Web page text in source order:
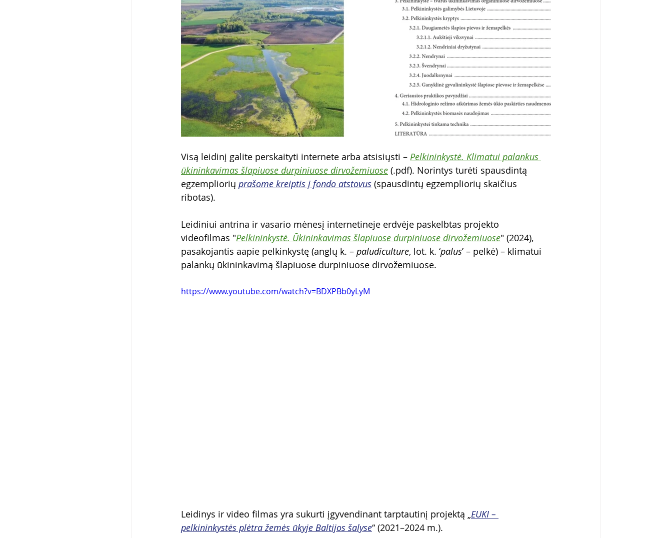
Visą leidinį galite perskaityti internete arba atsisiųsti – Pelkininkystė. Klimatui palankus
ūkininkavimas šlapiuose durpiniuose dirvožemiuose (.pdf). Norintys turėti spausdintą
egzempliorių prašome kreiptis į fondo atstovus (spausdintų egzempliorių skaičius
ribotas).
Leidiniui antrina ir vasario mėnesį internetineje erdvėje paskelbtas projekto
videofilmas "Pelkininkystė. Ūkininkavimas šlapiuose durpiniuose dirvožemiuose" (2024),
pasakojantis aapie pelkinkystę (anglų k. – paludiculture, lot. k. ‘palus’ – pelkė) – klimatui
palankų ūkininkavimą šlapiuose durpiniuose dirvožemiuose.
https://www.youtube.com/watch?v=BDXPBb0yLyM
Leidinys ir video filmas yra sukurti įgyvendinant tarptautinį projektą „ EUKI –
pelkininkystės plėtra žemės ūkyje Baltijos šalyse“ (2021–2024 m.).